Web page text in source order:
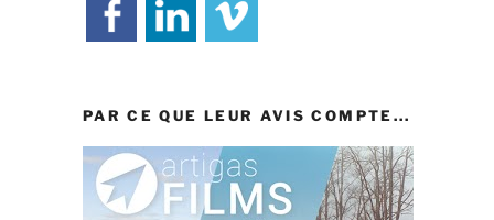
PAR CE QUE LEUR AVIS COMPTE...